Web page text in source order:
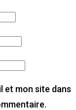
et mon site dans